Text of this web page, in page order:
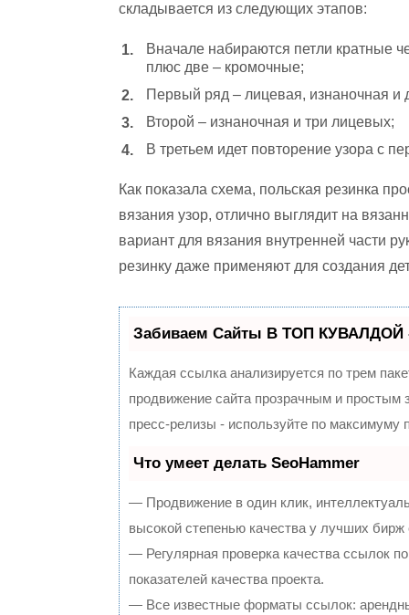
складывается из следующих этапов:
Вначале набираются петли кратные
плюс две – кромочные;
Первый ряд – лицевая, изнаночная и
Второй – изнаночная и три лицевых;
В третьем идет повторение узора с
Как показала схема, польская резинка
вязания узор, отлично выглядит на
вариант для вязания внутренней части
резинку даже применяют для создания
Забиваем Сайты В ТОП КУВАЛДОЙ -
Каждая ссылка анализируется по трем
продвижение сайта прозрачным и
пресс-релизы - используйте по
Что умеет делать SeoHammer
— Продвижение в один клик,
высокой степенью качества у лучших бирж
— Регулярная проверка качества ссылок
показателей качества проекта.
— Все известные форматы ссылок: